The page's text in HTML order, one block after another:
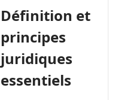
Définition et
principes
juridiques
essentiels